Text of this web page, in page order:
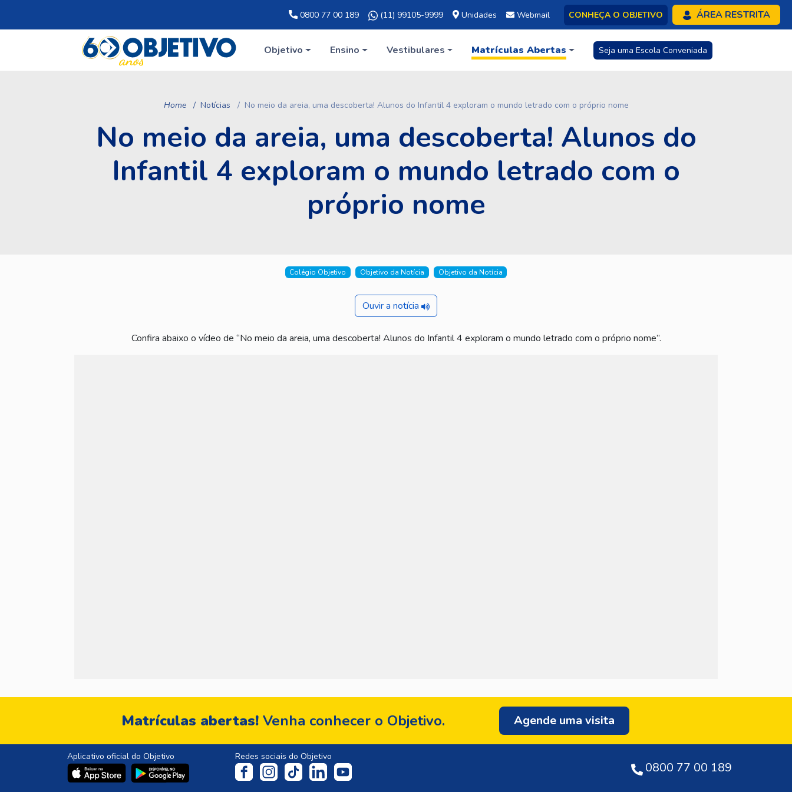
0800 77 00 189 (11) 99105-9999 Unidades Webmail CONHEÇA O OBJETIVO ÁREA RESTRITA
Objetivo Ensino Vestibulares Matrículas Abertas Seja uma Escola Conveniada
Home Notícias No meio da areia, uma descoberta! Alunos do Infantil 4 exploram o mundo letrado com o próprio nome
No meio da areia, uma descoberta! Alunos do
Infantil 4 exploram o mundo letrado com o
próprio nome
Colégio Objetivo Objetivo da Notícia Objetivo da Notícia
Ouvir a notícia
Confira abaixo o vídeo de “No meio da areia, uma descoberta! Alunos do Infantil 4 exploram o mundo letrado com o próprio nome”.
Matrículas abertas! Venha conhecer o Objetivo. Agende uma visita
Aplicativo oficial do Objetivo Redes sociais do Objetivo
0800 77 00 189